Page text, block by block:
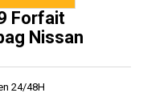
Forfait
Nissan
24/48H